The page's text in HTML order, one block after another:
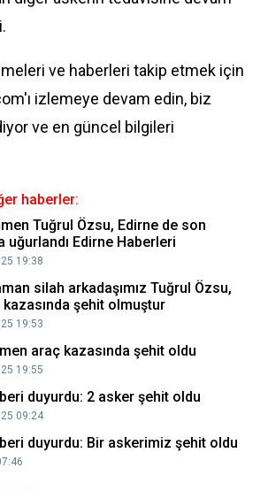
ve haberleri takip etmek için
izlemeye devam edin, biz
ve en güncel bilgileri
haberler:
Tuğrul Özsu, Edirne de son
uğurlandı Edirne Haberleri
19:38
silah arkadaşımız Tuğrul Özsu,
şehit olmuştur
19:53
araç kazasında şehit oldu
19:55
duyurdu: 2 asker şehit oldu
09:24
duyurdu: Bir askerimiz şehit oldu